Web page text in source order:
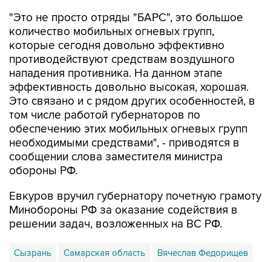
"Это не просто отряды "БАРС", это большое
количество мобильных огневых групп,
которые сегодня довольно эффективно
противодействуют средствам воздушного
нападения противника. На данном этапе
эффективность довольно высокая, хорошая.
Это связано и с рядом других особенностей, в
том числе работой губернаторов по
обеспечению этих мобильных огневых групп
необходимыми средствами", - приводятся в
сообщении слова заместителя министра
обороны РФ.
Евкуров вручил губернатору почетную грамоту
Минобороны РФ за оказание содействия в
решении задач, возложенных на ВС РФ.
Сызрань Самарская область Вячеслав Федорищев